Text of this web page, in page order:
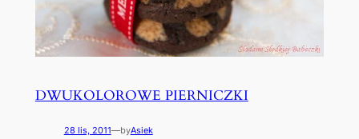
DWUKOLOROWE PIERNICZKI
28 lis, 2011—byAsiek